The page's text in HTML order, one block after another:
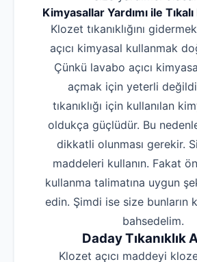
Kimyasallar Yardımı ile
Klozet tıkanıklığını
açıcı kimyasal kullanmak
Çünkü lavabo açıcı
açmak için yeterli
tıkanıklığı için kullanılan
oldukça güçlüdür. Bu
dikkatli olunması gerekir.
maddeleri kullanın. Fakat
kullanma talimatına uygun
edin. Şimdi ise size bunların
bahsedelim.
Daday Tıkanıklık
Klozet açıcı maddeyi